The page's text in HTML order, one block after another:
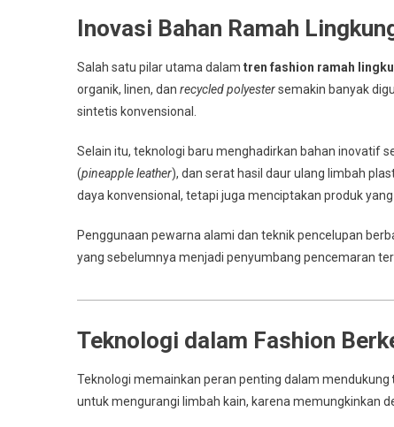
Inovasi Bahan Ramah
Salah satu pilar utama dalam tren fashion ramah
organik, linen, dan recycled polyestersemakin banyak
sintetis konvensional.
Selain itu, teknologi baru menghadirkan bahan inovatif
(pineapple leather), dan serat hasil daur ulang limbah
daya konvensional, tetapi juga menciptakan produk
Penggunaan pewarna alami dan teknik pencelupan
yang sebelumnya menjadi penyumbang pencemaran
Teknologi dalam Fashion
Teknologi memainkan peran penting dalam mendukung
untuk mengurangi limbah kain, karena memungkinkan